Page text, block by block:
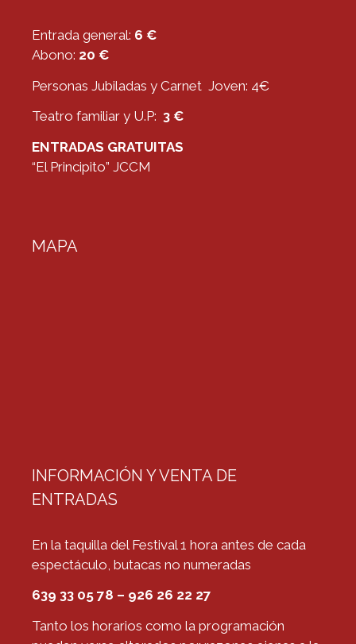
Entrada general: 6 €
Abono: 20 €
Personas Jubiladas y Carnet Joven: 4€
Teatro familiar y U.P: 3 €
ENTRADAS GRATUITAS
“El Principito” JCCM
MAPA
INFORMACIÓN Y VENTA DE
ENTRADAS
En la taquilla del Festival 1 hora antes de cada
espectáculo, butacas no numeradas
639 33 05 78 – 926 26 22 27
Tanto los horarios como la programación